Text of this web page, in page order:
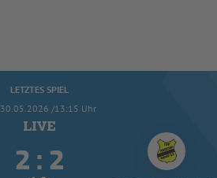
LETZTES SPIEL
30.05.2026 /13:15 Uhr
 : 